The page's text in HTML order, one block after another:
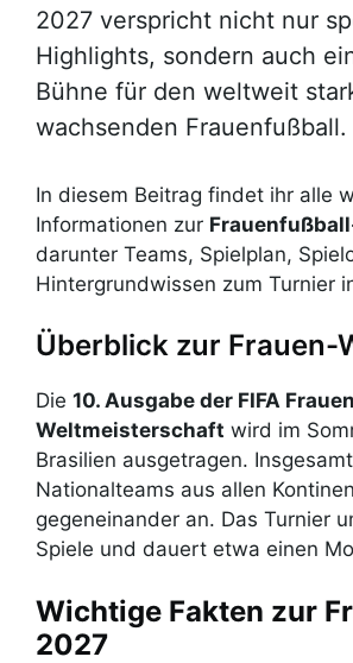
2027 verspricht nicht nur
Highlights, sondern auch
Bühne für den weltweit
wachsenden Frauenfußball.
In diesem Beitrag findet ihr alle
Informationen zur
darunter Teams, Spielplan,
Hintergrundwissen zum Turnier
Überblick zur Frauen-
Die 10. Ausgabe der FIFA
Weltmeisterschaft wird im
Brasilien ausgetragen.
Nationalteams aus allen
gegeneinander an. Das Turnier
Spiele und dauert etwa einen
Wichtige Fakten zur
2027